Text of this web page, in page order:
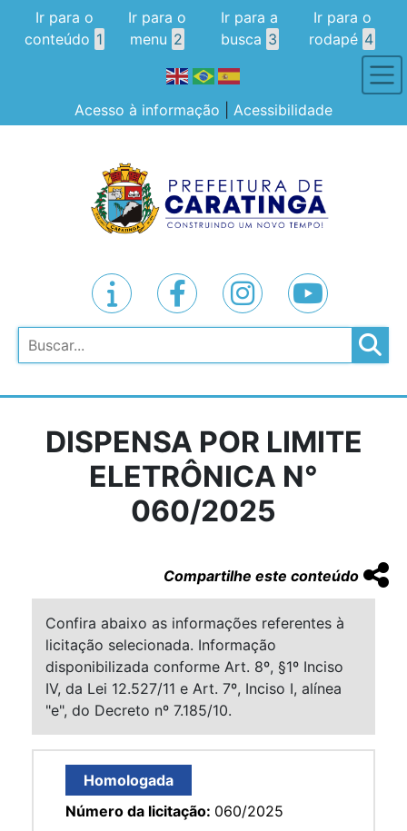
Ir para o
conteúdo 1
Ir para o
menu 2
Ir para a
busca 3
Ir para o
rodapé 4
Acesso à informação Acessibilidade
Pesquisar
DISPENSA POR LIMITE
ELETRÔNICA N°
060/2025
Compartilhe este conteúdo
Confira abaixo as informações referentes à
licitação selecionada. Informação
disponibilizada conforme Art. 8º, §1º Inciso
IV, da Lei 12.527/11 e Art. 7º, Inciso I, alínea
"e", do Decreto nº 7.185/10.
Homologada
Número da licitação: 060/2025